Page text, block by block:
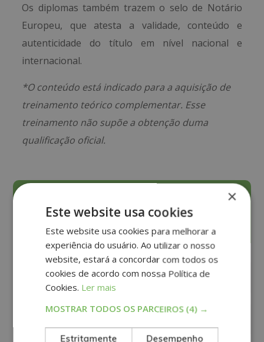
Os diplomas também trazem o selo de Notário
Europeu, que atesta a validade, conteúdo e
autenticidade do título em nível nacional e
internacional.
*O conteúdo está indicado para a aquisição de
treinamento teórico complementar. Esse
treinamento não supõe a obtenção duma
qualificação oficial.
Solicite Informação
×
Este website usa cookies
Este website usa cookies para melhorar a
experiência do usuário. Ao utilizar o nosso
website, estará a concordar com todos os
cookies de acordo com nossa Política de
Cookies. Ler mais
MOSTRAR TODOS OS PARCEIROS (4) →
Estritamente Desempenho